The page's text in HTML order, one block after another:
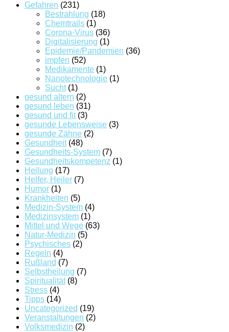
Gefahren (231)
Bestrahlung (18)
Chemtrails (1)
Corona-Virus (36)
Digitalisierung (1)
Epidemie/Pandemien (36)
impfen (52)
Medikamente (1)
Nanotechnologie (1)
Sucht(1)
gesund altern (2)
gesund leben (31)
gesund und fit(3)
gesunde Lebensweise (3)
gesunde Zähne (2)
Gesundheit(48)
Gesundheits-System (7)
Gesundheitskompetenz (1)
Heilung (17)
Helfer, Heiler (7)
Humor (1)
Krankheiten (5)
Medizin-System (4)
Medizinsystem (1)
Mittel und Wege (63)
Natur-Medizin (5)
Psychisches (2)
Regeln (4)
Rußland (7)
Selbstheilung (7)
Spiritualität(8)
Stress (4)
Tipps (14)
Uncategorized (19)
Veranstaltungen (2)
Volksmedizin (2)